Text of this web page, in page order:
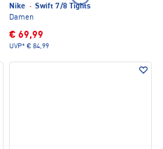
Nike · Swift 7/8 Tights
Damen
€ 69,99
UVP* € 84,99